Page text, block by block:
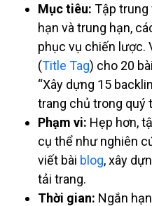
Mục tiêu: Tập trung
hạn và trung hạn,
phục vụ chiến lược.
(Title Tag) cho 20
“Xây dựng 15
trang chủ trong quý
Phạm vi: Hẹp hơn,
cụ thể như nghiên
viết bài blog, xây
tải trang.
Thời gian: Ngắn